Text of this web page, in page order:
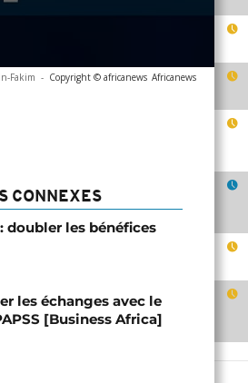
Fakim - Copyright © africanews Africanews
CONNEXES
doubler les bénéfices
les échanges avec le
[Business Africa]